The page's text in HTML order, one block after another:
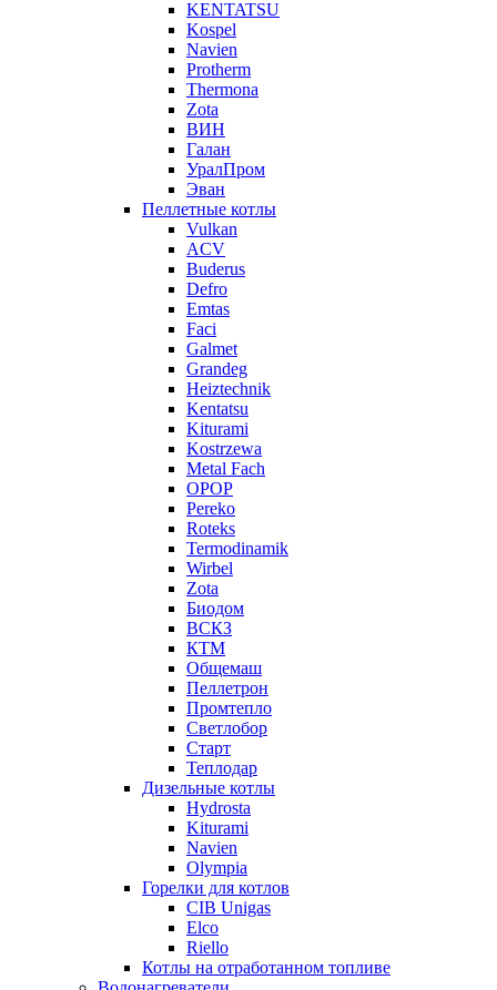
KENTATSU
Kospel
Navien
Protherm
Thermona
Zota
ВИН
Галан
УралПром
Эван
Пеллетные котлы
Vulkan
ACV
Buderus
Defro
Emtas
Faci
Galmet
Grandeg
Heiztechnik
Kentatsu
Kiturami
Kostrzewa
Metal Fach
OPOP
Pereko
Roteks
Termodinamik
Wirbel
Zota
Биодом
ВСКЗ
КТМ
Общемаш
Пеллетрон
Промтепло
Светлобор
Старт
Теплодар
Дизельные котлы
Hydrosta
Kiturami
Navien
Olympia
Горелки для котлов
CIB Unigas
Elco
Riello
Котлы на отработанном топливе